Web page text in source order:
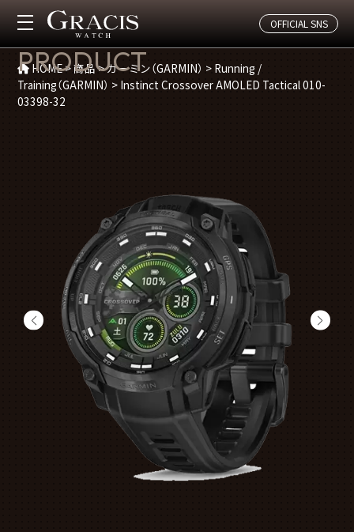
OFFICIAL SNS
商品紹介
PRODUCT
HOME>商品>ガーミン（GARMIN） > Running /
Training（GARMIN） > Instinct Crossover AMOLED Tactical 010-
03398-32